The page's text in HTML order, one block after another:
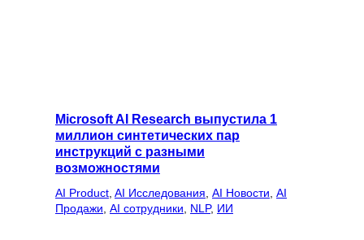
Microsoft AI Research выпустила 1
миллион синтетических пар
инструкций с разными
возможностями
AI Product, AI Исследования, AI Новости, AI
Продажи, AI сотрудники, NLP, ИИ